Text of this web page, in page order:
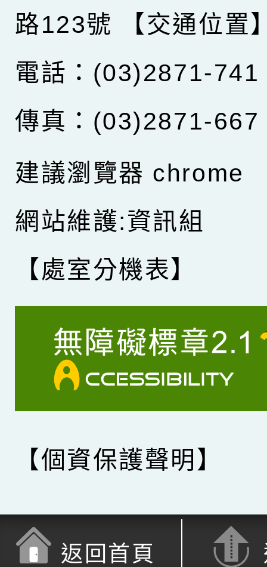
路123號
【交通位置
電話：(03)2871-741
傳真：(03)2871-667
建議瀏覽器 chrome
網站維護:資訊組
【處室分機表】
【個資保護聲明】
返回首頁